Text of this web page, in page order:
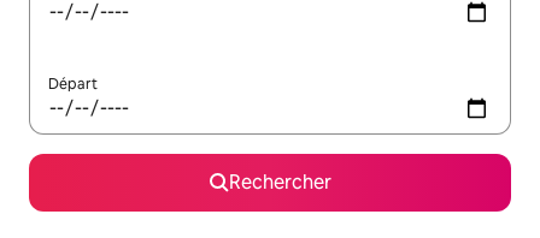
Départ
Rechercher